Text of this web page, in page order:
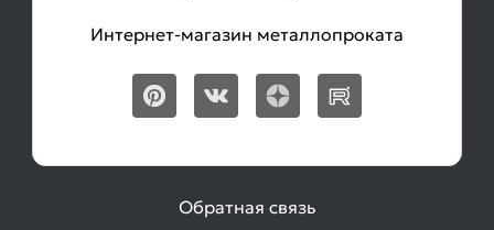
Интернет-магазин металлопроката
Обратная связь